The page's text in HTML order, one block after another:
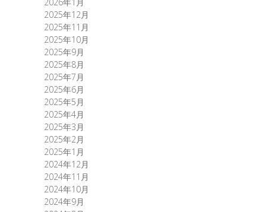
2025年12月
2025年11月
2025年10月
2025年9月
2025年8月
2025年7月
2025年6月
2025年5月
2025年4月
2025年3月
2025年2月
2025年1月
2024年12月
2024年11月
2024年10月
2024年9月